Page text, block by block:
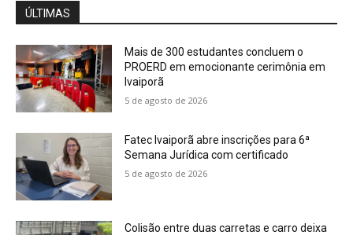
ÚLTIMAS
Mais de 300 estudantes concluem o
PROERD em emocionante cerimônia em
Ivaiporã
5 de agosto de 2026
Fatec Ivaiporã abre inscrições para 6ª
Semana Jurídica com certificado
5 de agosto de 2026
Colisão entre duas carretas e carro deixa